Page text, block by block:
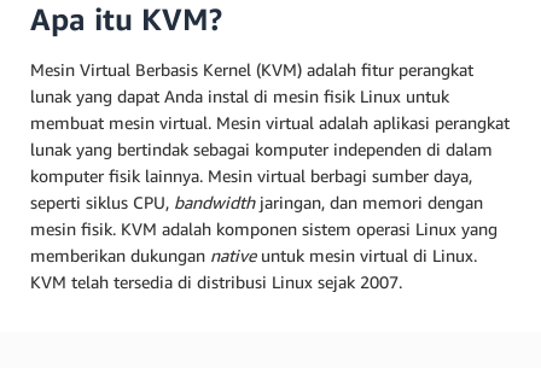
Apa itu KVM?
Mesin Virtual Berbasis Kernel (KVM) adalah fitur perangkat
lunak yang dapat Anda instal di mesin fisik Linux untuk
membuat mesin virtual. Mesin virtual adalah aplikasi perangkat
lunak yang bertindak sebagai komputer independen di dalam
komputer fisik lainnya. Mesin virtual berbagi sumber daya,
seperti siklus CPU, bandwidthjaringan, dan memori dengan
mesin fisik. KVM adalah komponen sistem operasi Linux yang
memberikan dukungan native untuk mesin virtual di Linux.
KVM telah tersedia di distribusi Linux sejak 2007.